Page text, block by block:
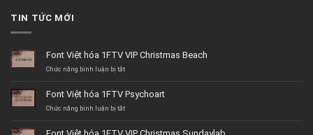
TIN TỨC MỚI
Font Việt hóa 1FTV VIP Christmas Beach
Chức năng bình luận bị tắtở
hóa
1FTV
Font Việt hóa 1FTV Psychoart
Chức năng bình luận bị tắtở